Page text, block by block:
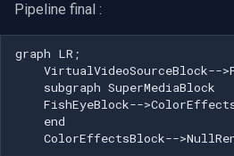
Pipeline final :
graph LR;
VirtualVideoSourceBlock--
    subgraph SuperMediaBlock
FishEyeBlock--
    end
ColorEffectsBlock--